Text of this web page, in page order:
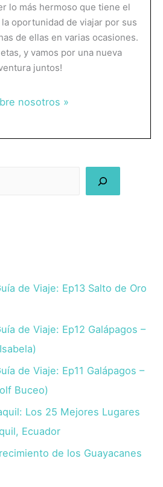
lo más hermoso que tiene el
oportunidad de viajar por sus
de ellas en varias ocasiones.
y vamos por una nueva
juntos!
nosotros »
de Viaje: Ep13 Salto de Oro
de Viaje: Ep12 Galápagos –
de Viaje: Ep11 Galápagos –
Buceo)
Los 25 Mejores Lugares
Ecuador
de los Guayacanes